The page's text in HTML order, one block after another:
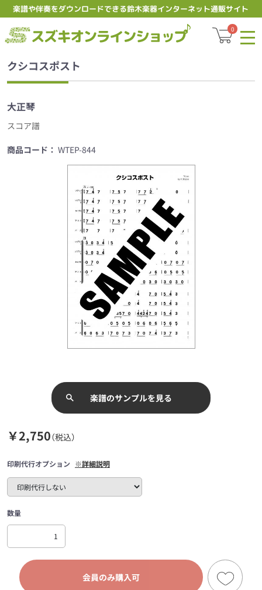
楽譜や伴奏をダウンロードできる鈴木楽器インターネット通販サイト
スズキ
0
クシコスポスト
大正琴
スコア譜
商品コード： WTEP-844
楽譜のサンプルを見る
￥2,750（税込）
印刷代行オプション ※詳細説明
数量
会員のみ購入可